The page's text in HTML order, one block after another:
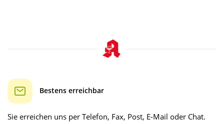
Bestens erreichbar
Sie erreichen uns per Telefon, Fax, Post, E-Mail oder Chat.